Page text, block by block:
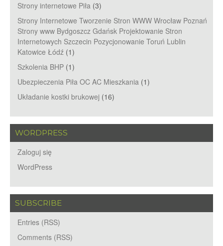
Strony internetowe Piła (3)
Strony Internetowe Tworzenie Stron WWW Wrocław Poznań
Strony www Bydgoszcz Gdańsk Projektowanie Stron
Internetowych Szczecin Pozycjonowanie Toruń Lublin
Katowice Łódź (1)
Szkolenia BHP (1)
Ubezpieczenia Piła OC AC Mieszkania (1)
Układanie kostki brukowej (16)
WORDPRESS
Zaloguj się
WordPress
SUBSCRIBE
Entries (RSS)
Comments (RSS)